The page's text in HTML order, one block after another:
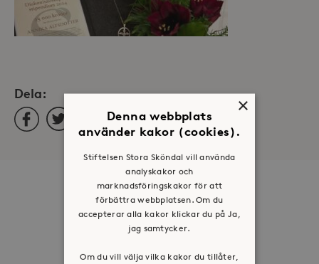
Dela:
Facebook
Twitter LinkedIn
Om oss
Organisation
Historia
Riktlinje för personuppgifter
×
Denna webbplats
använder kakor (cookies).
Stiftelsen Stora Sköndal vill använda
analyskakor och
marknadsföringskakor för att
förbättra webbplatsen. Om du
accepterar alla kakor klickar du på Ja,
jag samtycker.
Om du vill välja vilka kakor du tillåter,